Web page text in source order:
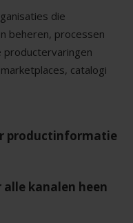
die
beheren, processen
productervaringen
catalogi
productinformatie
kanalen heen